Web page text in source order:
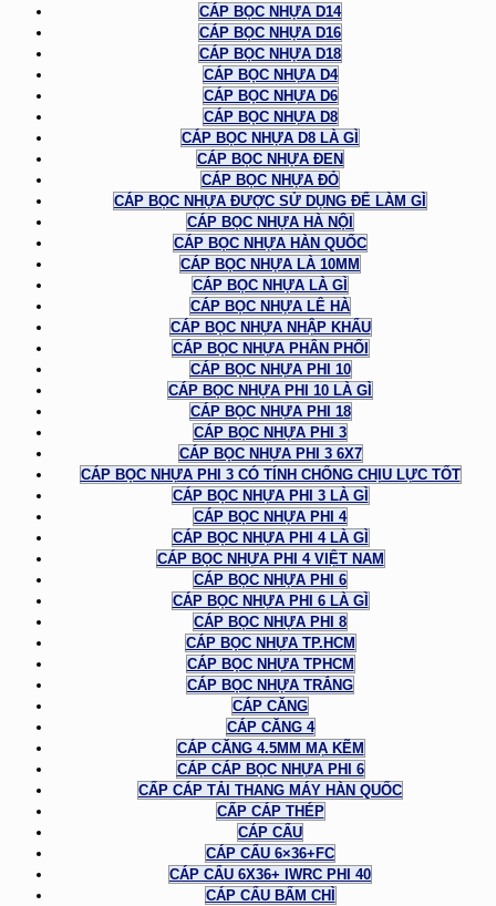
CÁP BỌC NHỰA D14
CÁP BỌC NHỰA D16
CÁP BỌC NHỰA D18
CÁP BỌC NHỰA D4
CÁP BỌC NHỰA D6
CÁP BỌC NHỰA D8
CÁP BỌC NHỰA D8 LÀ GÌ
CÁP BỌC NHỰA ĐEN
CÁP BỌC NHỰA ĐỎ
CÁP BỌC NHỰA ĐƯỢC SỬ DỤNG ĐỂ LÀM GÌ
CÁP BỌC NHỰA HÀ NỘI
CÁP BỌC NHỰA HÀN QUỐC
CÁP BỌC NHỰA LÀ 10MM
CÁP BỌC NHỰA LÀ GÌ
CÁP BỌC NHỰA LÊ HÀ
CÁP BỌC NHỰA NHẬP KHẨU
CÁP BỌC NHỰA PHÂN PHỐI
CÁP BỌC NHỰA PHI 10
CÁP BỌC NHỰA PHI 10 LÀ GÌ
CÁP BỌC NHỰA PHI 18
CÁP BỌC NHỰA PHI 3
CÁP BỌC NHỰA PHI 3 6X7
CÁP BỌC NHỰA PHI 3 CÓ TÍNH CHỐNG CHỊU LỰC TỐT
CÁP BỌC NHỰA PHI 3 LÀ GÌ
CÁP BỌC NHỰA PHI 4
CÁP BỌC NHỰA PHI 4 LÀ GÌ
CÁP BỌC NHỰA PHI 4 VIỆT NAM
CÁP BỌC NHỰA PHI 6
CÁP BỌC NHỰA PHI 6 LÀ GÌ
CÁP BỌC NHỰA PHI 8
CÁP BỌC NHỰA TP.HCM
CÁP BỌC NHỰA TPHCM
CÁP BỌC NHỰA TRẮNG
CÁP CĂNG
CÁP CĂNG 4
CÁP CĂNG 4.5MM MẠ KẼM
CÁP CÁP BỌC NHỰA PHI 6
CẤP CÁP TẢI THANG MÁY HÀN QUỐC
CẤP CÁP THÉP
CÁP CẨU
CÁP CẨU 6×36+FC
CÁP CẨU 6X36+ IWRC PHI 40
CÁP CẨU BẤM CHÌ